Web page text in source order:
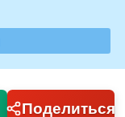
Поделиться